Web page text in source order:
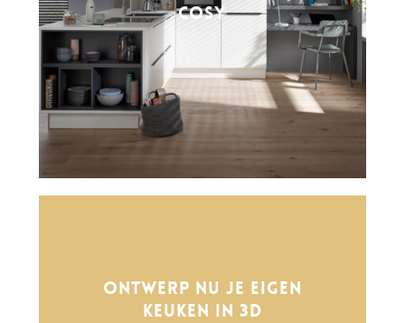
COSY
Ontwerp nu je eigen
keuken in 3D